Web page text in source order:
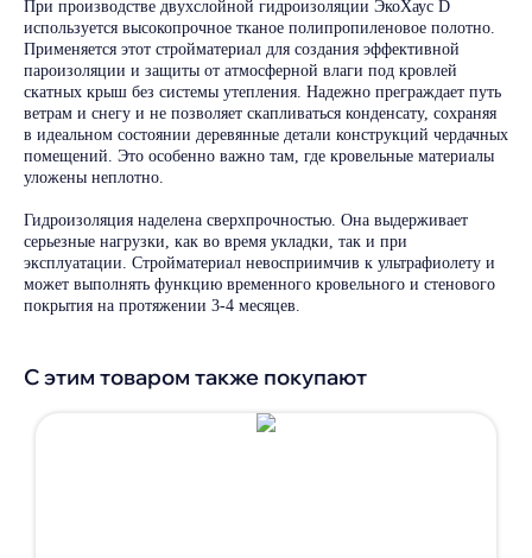
При производстве двухслойной гидроизоляции ЭкоХаус D
используется высокопрочное тканое полипропиленовое полотно.
Применяется этот стройматериал для создания эффективной
пароизоляции и защиты от атмосферной влаги под кровлей
скатных крыш без системы утепления. Надежно преграждает путь
ветрам и снегу и не позволяет скапливаться конденсату, сохраняя
в идеальном состоянии деревянные детали конструкций чердачных
помещений. Это особенно важно там, где кровельные материалы
уложены неплотно.
Гидроизоляция наделена сверхпрочностью. Она выдерживает
серьезные нагрузки, как во время укладки, так и при
эксплуатации. Стройматериал невосприимчив к ультрафиолету и
может выполнять функцию временного кровельного и стенового
покрытия на протяжении 3-4 месяцев.
С этим товаром также покупают